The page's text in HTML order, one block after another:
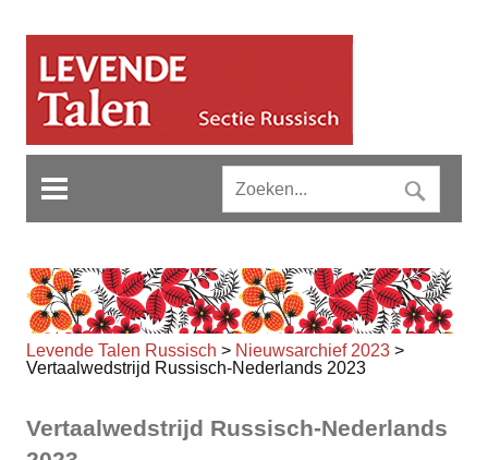
Levende Talen Russisch > Nieuwsarchief 2023 >
Vertaalwedstrijd Russisch-Nederlands 2023
Vertaalwedstrijd Russisch-Nederlands